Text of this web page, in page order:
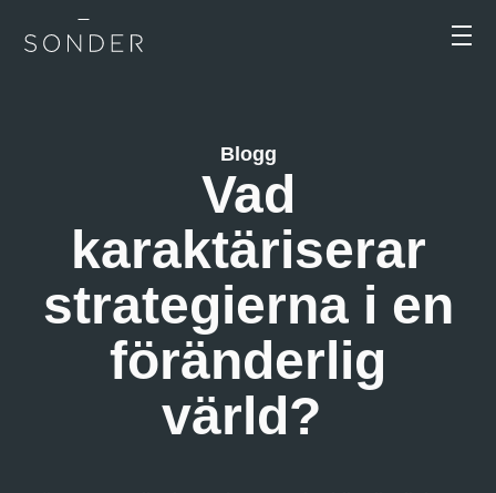
Blogg
Vad
karaktäriserar
strategierna i en
föränderlig
värld?